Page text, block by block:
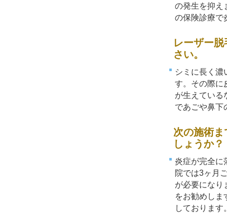
の発生を抑え
の保険診療で
レーザー
さい。
シミに長く濃
す。その際に
が生えている
であごや鼻下
次の施術
しょうか？
炎症が完全に
院では3ヶ月
が必要になり
をお勧めしま
しております